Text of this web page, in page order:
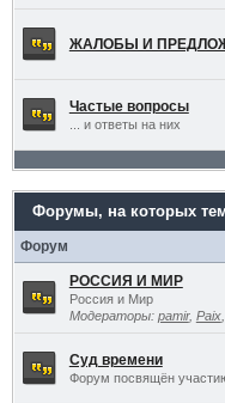
ЖАЛОБЫ И
Частые вопросы
... и ответы на них
Форумы, на которых
Форум
РОССИЯ И МИР
Россия и Мир
Модераторы: pamir, Paix,
Суд времени
Форум посвящён